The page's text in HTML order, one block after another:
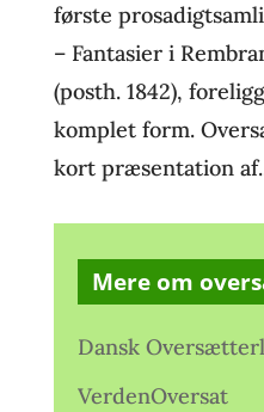
første
– Fantasier i
(posth. 1842),
komplet form.
kort præsentation
Mere om
Dansk
VerdenOversat